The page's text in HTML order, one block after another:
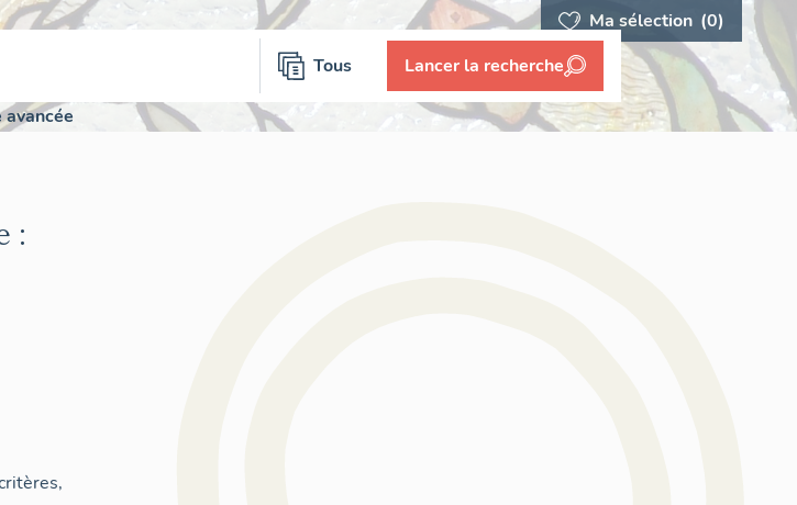
Ma sélection (0)
Tous Lancer la recherche
avancée
: